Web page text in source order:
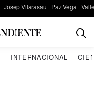
Josep Vilarasau Paz Vega
INTERNACIONAL